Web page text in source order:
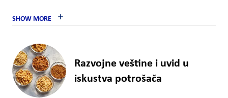
SHOW MORE
Razvojne veštine i uvid u
iskustva potrošača